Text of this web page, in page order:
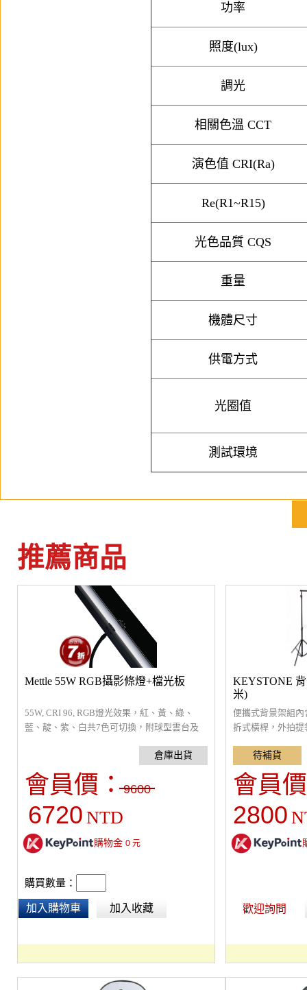
功率
照度(lux)
調光
相關色溫 CCT
演色值 CRI(Ra)
Re(R1~R15)
光色品質 CQS
重量
機體尺寸
供電方式
光圈值
測試環境
推薦商品
Mettle 55W RGB攝影條燈+檔光板
55W, CRI 96, RGB燈光效果，紅、黃、綠、
藍、靛、紫、白共7色可切換，附球型雲台及
光線分布範圍，金屬機殼散熱佳，適用背景效
果、營造氛圍。
會員價：9600
6720 NTD
購物金 0元
購買數量：
加入購物車 加入收藏
KEYSTONE
米)
便攜式背景架組
拆式橫桿，外拍提
會員
2800
歡迎詢問